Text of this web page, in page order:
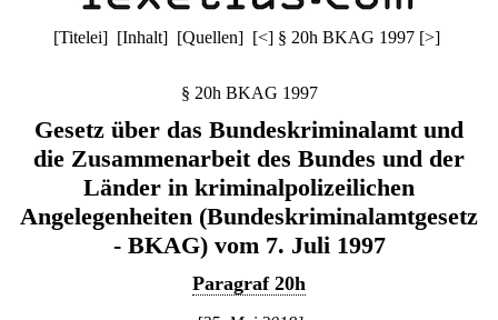
[Titelei] [Inhalt] [Quellen] [<] § 20h BKAG 1997 [>]
§ 20h BKAG 1997
Gesetz über das Bundeskriminalamt und
die Zusammenarbeit des Bundes und der
Länder in kriminalpolizeilichen
Angelegenheiten (Bundeskriminalamtgesetz
- BKAG) vom 7. Juli 1997
Paragraf 20h